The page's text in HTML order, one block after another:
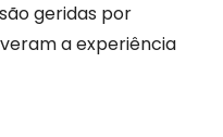
geridas por
a experiência